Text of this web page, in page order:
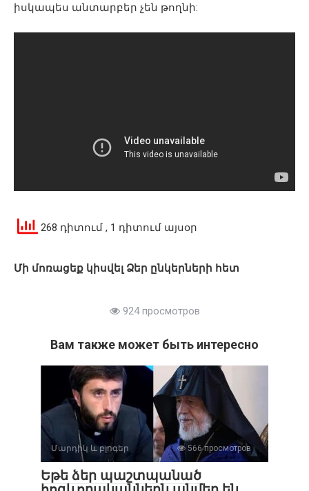
իսկապես անտարբեր չեն թողնի:
268 դիտում , 1 դիտում այսօր
Մի մոռացեք կիսվել Ձեր ընկերների հետ
924 просмотров
Вам также может быть интересно
Մարդիկ և բլոգեր 566 просмотров
Եթե ձեր պաշտպանած